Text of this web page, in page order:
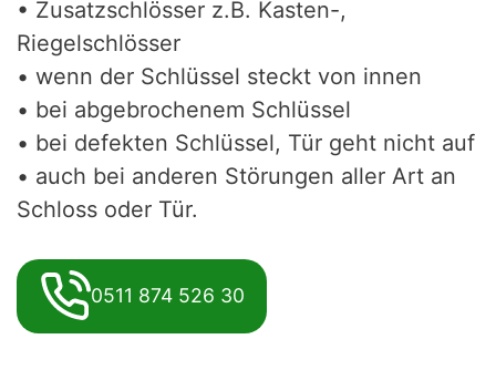
• Zusatzschlösser z.B. Kasten-,
Riegelschlösser
• wenn der Schlüssel steckt von innen
• bei abgebrochenem Schlüssel
• bei defekten Schlüssel, Tür geht nicht auf
• auch bei anderen Störungen aller Art an
Schloss oder Tür.
0511 874 526 30